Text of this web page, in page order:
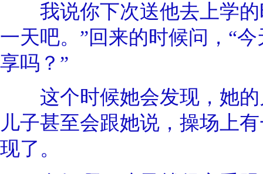
我说你下次送他去上学的
一天吧。”回来的时候问，“
享吗？”
这个时候她会发现，她的
儿子甚至会跟她说，操场上
现了。